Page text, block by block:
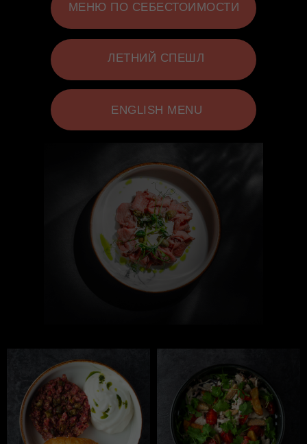
МЕНЮ ПО СЕБЕСТОИМОСТИ
ENGLISH MENU
ЛЕТНИЙ СПЕШЛ